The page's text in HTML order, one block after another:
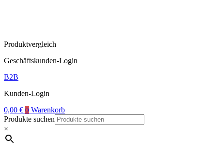
Produktvergleich
Geschäftskunden-Login
B2B
Kunden-Login
0,00 € 0 Warenkorb
Produkte suchen
×